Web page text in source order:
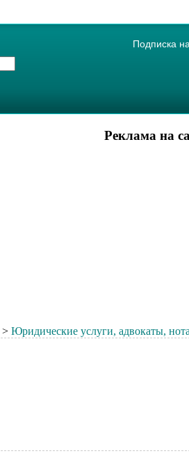
Подписка
Реклама на
> Юридические услуги, адвокаты,